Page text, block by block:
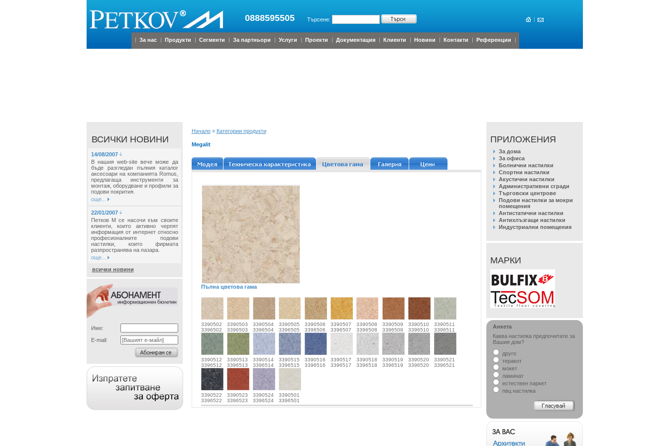
За нас Продукти Сегменти За партньори Услуги Проекти Документация Клиенти Новини Контакти Референции
ВСИЧКИ НОВИНИ
14/08/2007
В нашия web-site вече може да
бъде разгледан пълния каталог
аксесоари на компанията Romus,
предлагаща инструменти за
монтаж, оборудване и профили за
подови покрития.
още...
22/01/2007
Петков М се насочи към своите
клиенти, които активно черпят
информация от интернет относно
професионалните подови
настилки, които фирмата
разпространява на пазара.
още...
всички новини
Име:
E-mail:
Начало» Категории продукти
Megalit
Пълна цветова гама
3390502
3396502
3390503
3396503
3390504
3396504
3390505
3396505
3390506
3396506
3390507
3396507
3390508
3396508
3390509
3396509
3390510
3396510
3390511
3396511
3390512
3396512
3390513
3396513
3390514
3396514
3390515
3396515
3390516
3396516
3390517
3396517
3390518
3396518
3390519
3396519
3390520
3396520
3390521
3396521
3390522
3396522
3390523
3396523
3390524
3396524
3390501
3396501
ПРИЛОЖЕНИЯ
За дома
За офиса
Болнични настилки
Спортни настилки
Акустични настилки
Административни сгради
Търговски центрове
Подови настилки за мокри
помещения
Антистатични настилки
Антихлъзгащи настилки
Индустриални помещения
МАРКИ
Анкета
Каква настилка предпочитате за
Вашия дом?
друго
теракот
мокет
ламинат
естествен паркет
пвц настилка
0888595505 Търсене: